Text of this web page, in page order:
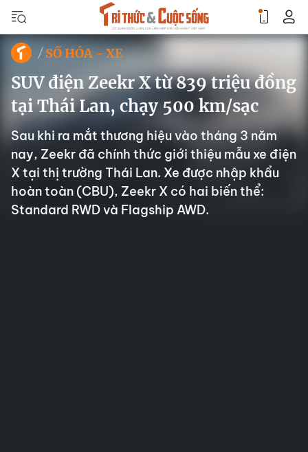
SỐ HÓA - XE
SUV điện Zeekr X từ 839 triệu đồng
tại Thái Lan, chạy 500 km/sạc
Sau khi ra mắt thương hiệu vào tháng 3 năm
nay, Zeekr đã chính thức giới thiệu mẫu xe điện
X tại thị trường Thái Lan. Xe được nhập khẩu
hoàn toàn (CBU), Zeekr X có hai biến thể:
Standard RWD và Flagship AWD.